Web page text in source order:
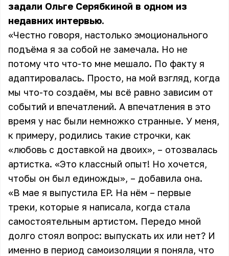
задали Ольге Серябкиной в одном из
недавних интервью.
«Честно говоря, настолько эмоционального
подъёма я за собой не замечала. Но не
потому что что-то мне мешало. По факту я
адаптировалась. Просто, на мой взгляд, когда
мы что-то создаём, мы всё равно зависим от
событий и впечатлений. А впечатления в это
время у нас были немножко странные. У меня,
к примеру, родились такие строчки, как
«любовь с доставкой на двоих», – отозвалась
артистка. «Это классный опыт! Но хочется,
чтобы он был единожды», – добавила она.
«В мае я выпустила EP. На нём – первые
треки, которые я написала, когда стала
самостоятельным артистом. Передо мной
долго стоял вопрос: выпускать их или нет? И
именно в период самоизоляции я поняла, что